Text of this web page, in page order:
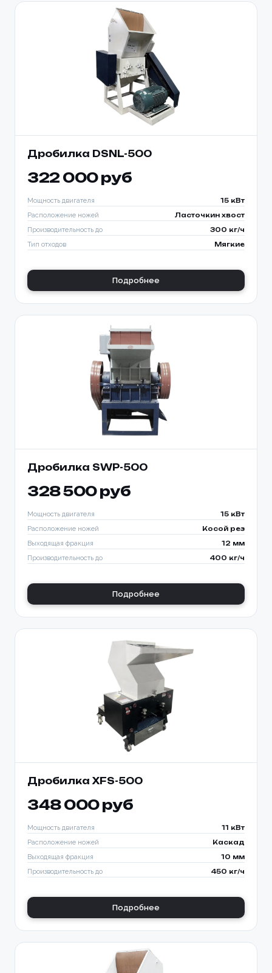
Дробилка DSNL-500
322 000 руб
Мощность двигателя 15 кВт
Расположение ножей Ласточкин хвост
Производительность до 300 кг/ч
Тип отходов Мягкие
Подробнее
Дробилка SWP-500
328 500 руб
Мощность двигателя 15 кВт
Расположение ножей Косой рез
Выходящая фракция 12 мм
Производительность до 400 кг/ч
Подробнее
Дробилка XFS-500
348 000 руб
Мощность двигателя 11 кВт
Расположение ножей Каскад
Выходящая фракция 10 мм
Производительность до 450 кг/ч
Подробнее